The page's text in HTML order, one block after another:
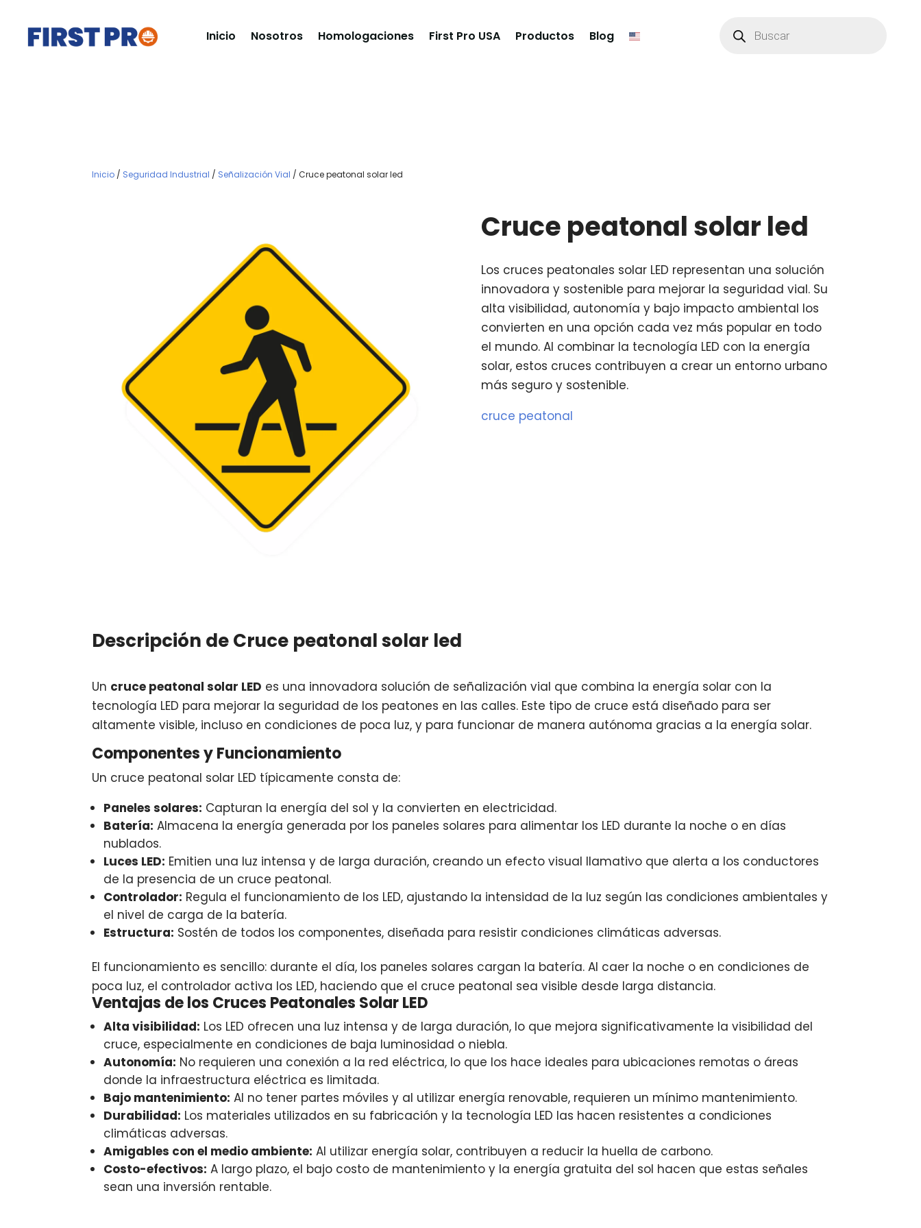
Inicio Nosotros Homologaciones First Pro USA Productos Blog de
productos
Inicio / Seguridad Industrial / Señalización Vial / Cruce peatonal solar led
Cruce peatonal solar led
Los cruces peatonales solar LED representan una solución
innovadora y sostenible para mejorar la seguridad vial. Su
alta visibilidad, autonomía y bajo impacto ambiental los
convierten en una opción cada vez más popular en todo
el mundo. Al combinar la tecnología LED con la energía
solar, estos cruces contribuyen a crear un entorno urbano
más seguro y sostenible.
cruce peatonal
Descripción de Cruce peatonal solar led
Un cruce peatonal solar LED es una innovadora solución de señalización vial que combina la energía solar con la
tecnología LED para mejorar la seguridad de los peatones en las calles. Este tipo de cruce está diseñado para ser
altamente visible, incluso en condiciones de poca luz, y para funcionar de manera autónoma gracias a la energía solar.
Componentes y Funcionamiento
Un cruce peatonal solar LED típicamente consta de:
Paneles solares: Capturan la energía del sol y la convierten en electricidad.
Batería: Almacena la energía generada por los paneles solares para alimentar los LED durante la noche o en días
nublados.
Luces LED: Emitien una luz intensa y de larga duración, creando un efecto visual llamativo que alerta a los conductores
de la presencia de un cruce peatonal.
Controlador: Regula el funcionamiento de los LED, ajustando la intensidad de la luz según las condiciones ambientales y
el nivel de carga de la batería.
Estructura: Sostén de todos los componentes, diseñada para resistir condiciones climáticas adversas.
El funcionamiento es sencillo: durante el día, los paneles solares cargan la batería. Al caer la noche o en condiciones de
poca luz, el controlador activa los LED, haciendo que el cruce peatonal sea visible desde larga distancia.
Ventajas de los Cruces Peatonales Solar LED
Alta visibilidad: Los LED ofrecen una luz intensa y de larga duración, lo que mejora significativamente la visibilidad del
cruce, especialmente en condiciones de baja luminosidad o niebla.
Autonomía: No requieren una conexión a la red eléctrica, lo que los hace ideales para ubicaciones remotas o áreas
donde la infraestructura eléctrica es limitada.
Bajo mantenimiento: Al no tener partes móviles y al utilizar energía renovable, requieren un mínimo mantenimiento.
Durabilidad: Los materiales utilizados en su fabricación y la tecnología LED las hacen resistentes a condiciones
climáticas adversas.
Amigables con el medio ambiente: Al utilizar energía solar, contribuyen a reducir la huella de carbono.
Costo-efectivos: A largo plazo, el bajo costo de mantenimiento y la energía gratuita del sol hacen que estas señales
sean una inversión rentable.